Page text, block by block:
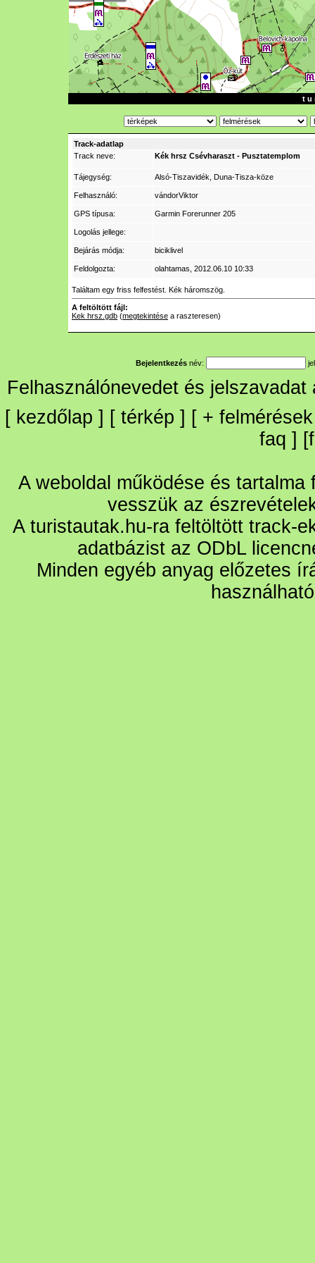
t u
Track-adatlap
Track neve:
Kék hrsz Csévharaszt - Pusztatemplom
Tájegység: Alsó-Tiszavidék, Duna-Tisza-köze
Felhasználó: vándorViktor
GPS típusa: Garmin Forerunner 205
Logolás jellege:
Bejárás módja: biciklivel
Feldolgozta: olahtamas , 2012.06.10 10:33
Találtam egy friss felfestést. Kék háromszög.
A feltöltött fájl:
Kek hrsz.gdb (megtekintése a raszteresen)
Bejelentkezés név:
Felhasználónevedet és
[ kezdőlap ] [ térkép ] [ + felmérések
faq ] [
A weboldal működése és
vesszük az
A turistautak.hu-ra feltöltött track-
adatbázist az ODbL
Minden egyéb anyag előzetes